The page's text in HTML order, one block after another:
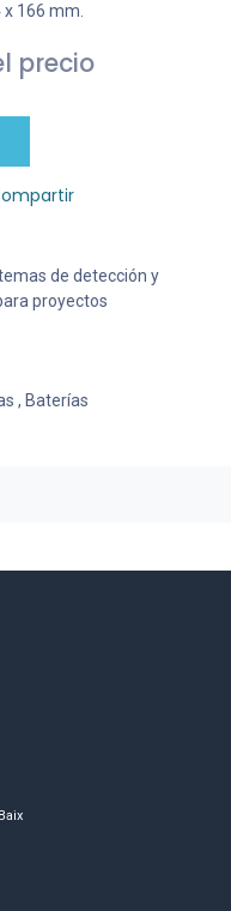
166 mm.
precio
de detección y
proyectos
, Baterías